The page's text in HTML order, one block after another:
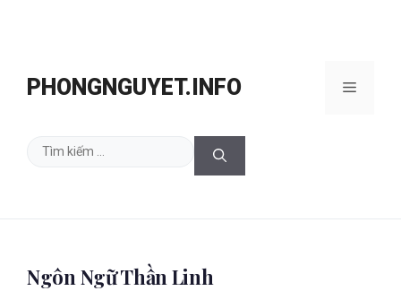
PHONGNGUYET.INFO Menu
Tìm
Ngôn Ngữ Thần Linh